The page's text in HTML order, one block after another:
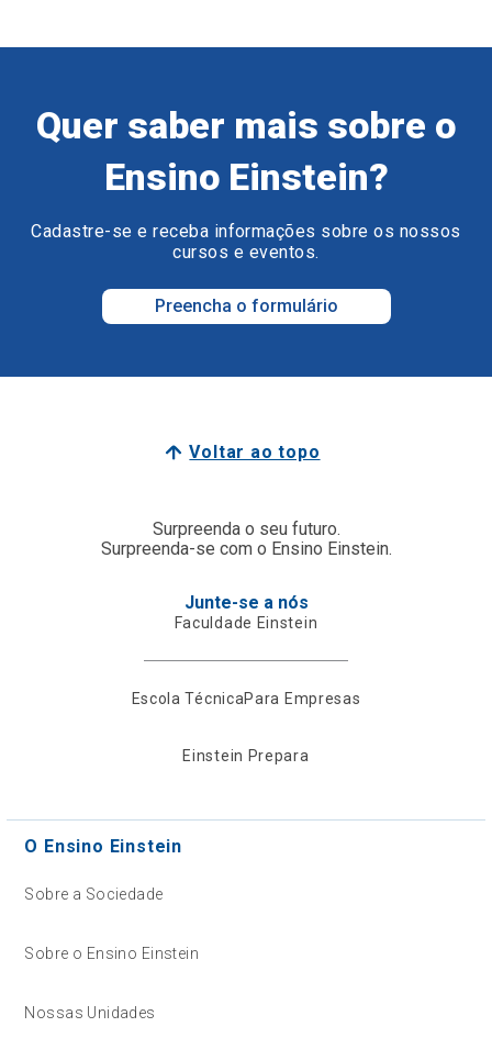
Quer saber mais sobre o
Ensino Einstein?
Cadastre-se e receba informações sobre os nossos
cursos e eventos.
Preencha o formulário
Voltar ao topo
Surpreenda o seu futuro.
Surpreenda-se com o Ensino Einstein.
Junte-se a nós
Faculdade Einstein
Escola TécnicaPara Empresas
Einstein Prepara
O Ensino Einstein
Sobre a Sociedade
Sobre o Ensino Einstein
Nossas Unidades